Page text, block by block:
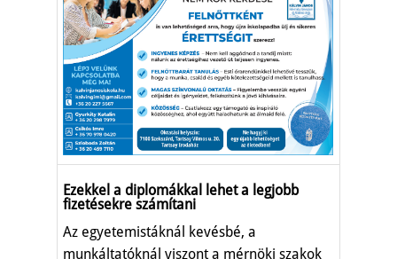
Ezekkel a diplomákkal lehet a legjobb
fizetésekre számítani
Az egyetemistáknál kevésbé, a
munkáltatóknál viszont a mérnöki szakok